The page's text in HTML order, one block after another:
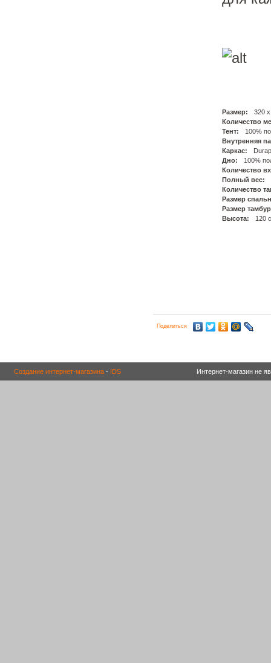
Размер:
320
Количество
Тент:
100%
Внутренняя
Каркас:
Дно:
100%
Количество
Полный вес:
Количество
Размер
Размер
Высота:
120
Поделиться
Создание интернет-магазина - IDS Интернет-магазин не